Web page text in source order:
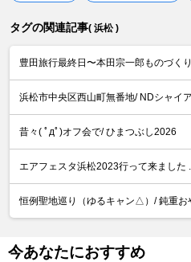
タグの関連記事( 浜松 )
豊田旅行最終日〜本田宗一郎ものづく
浜松市中央区西山町無番地/ NDシャイ
昔々( ﾟдﾟ)オフ会で/ ひまつぶし2026
エアフェスタ浜松2023行って来ました
恒例聖地巡り（ゆるキャン△）/ 鈍重お
今あなたにおすすめ